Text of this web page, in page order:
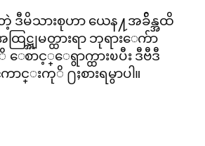
ဒီမိသားစုဟာ ယေန႔အခ်ိန္အထိ
ြဋ္အျမတ္ထားရာ ဘုရားေက်ာ
စာင့္ေရွာက္ထားၿပီး ဒီဗီဒီ
င္းကုိ ႐ႈစားရမွာပါ။